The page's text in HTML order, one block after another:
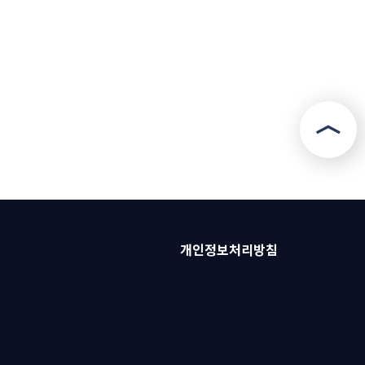
개인정보처리방침